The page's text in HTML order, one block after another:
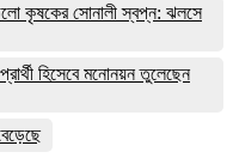
কৃষকের সোনালী স্বপ্ন: ঝলসে
হিসেবে মনোনয়ন তুলেছেন